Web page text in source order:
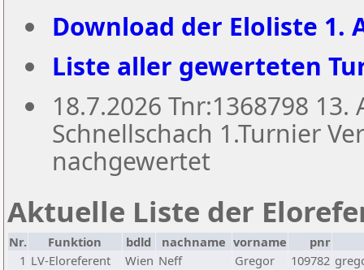
Download der Eloliste 1.
Liste aller gewerteten
18.7.2026 Tnr:1368798
Schnellschach 1.Turnier
nachgewertet
Aktuelle Liste der
Nr. Funktion bdld nachname vorname
pnr
1 LV-Eloreferent Wien Neff Gregor 109782